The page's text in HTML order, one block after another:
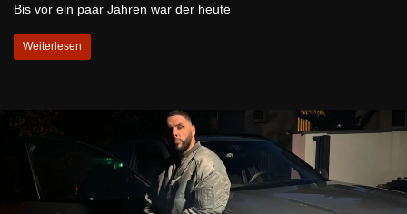
Bis vor ein paar Jahren war der heute
Weiterlesen